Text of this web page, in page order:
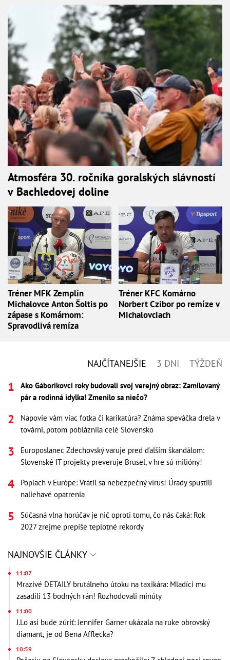
Atmosféra 30. ročníka goralských slávností
v Bachledovej doline
Tréner MFK Zemplín
Michalovce Anton Šoltis po
zápase s Komárnom:
Spravodlivá remíza
Tréner KFC Komárno
Norbert Czibor po remíze v
Michalovciach
NAJČÍTANEJŠIE 3 DNI TÝŽDEŇ
Ako Gáboríkovci roky budovali svoj verejný obraz: Zamilovaný
pár a rodinná idylka! Zmenilo sa niečo?
Napovie vám viac fotka či karikatúra? Známa speváčka drela v
továrni, potom pobláznila celé Slovensko
Europoslanec Zdechovský varuje pred ďalším škandálom:
Slovenské IT projekty preveruje Brusel, v hre sú milióny!
Poplach v Európe: Vrátil sa nebezpečný vírus! Úrady spustili
naliehavé opatrenia
Súčasná vlna horúčav je nič oproti tomu, čo nás čaká: Rok
2027 zrejme prepíše teplotné rekordy
NAJNOVŠIE ČLÁNKY
11:07
Mrazivé DETAILY brutálneho útoku na taxikára: Mladíci mu
zasadili 13 bodných rán! Rozhodovali minúty
11:00
J.Lo asi bude zúriť: Jennifer Garner ukázala na ruke obrovský
diamant, je od Bena Afflecka?
10:59